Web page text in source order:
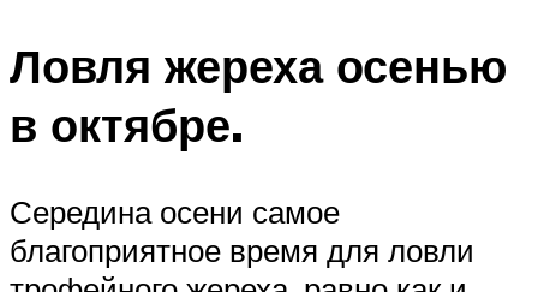
Ловля жереха осенью
в октябре.
Середина осени самое
благоприятное время для ловли